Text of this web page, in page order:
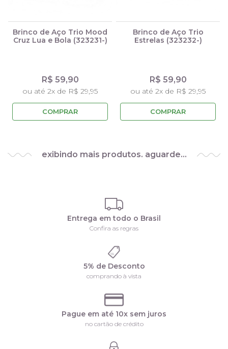
Brinco de Aço Trio Mood
Cruz Lua e Bola (323231-)
R$ 59,90
ou até 2x de R$ 29,95
COMPRAR
Brinco de Aço Trio
Estrelas (323232-)
R$ 59,90
ou até 2x de R$ 29,95
COMPRAR
exibindo mais produtos. aguarde…
Entrega em todo o Brasil
Confira as regras
5% de Desconto
comprando à vista
Pague em até 10x sem juros
no cartão de crédito